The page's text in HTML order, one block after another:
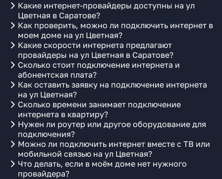
Какие интернет-провайдеры доступны на ул
Цветная в Саратове?
Как проверить, можно ли подключить интернет в
моем доме на ул Цветная?
Какие скорости интернета предлагают
провайдеры на ул Цветная в Саратове?
Сколько стоит подключение интернета и
абонентская плата?
Как оставить заявку на подключение интернета
на ул Цветная?
Сколько времени занимает подключение
интернета в квартиру?
Нужен ли роутер или другое оборудование для
подключения?
Можно ли подключить интернет вместе с ТВ или
мобильной связью на ул Цветная?
Что делать, если в моём доме нет нужного
провайдера?